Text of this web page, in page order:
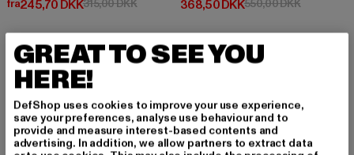
fra245,70 DKK
Nuværende pris: Fra 245,70 DKK
315,00 DKK 368,50 DKK
Nuværende pris: 368,50 DKK
550,00 DKK
-41% -10%
GREAT TO SEE YOU
HERE!
DefShop uses cookies to improve your use experience,
save your preferences, analyse use behaviour and to
provide and measure interest-based contents and
advertising. In addition, we allow partners to extract data